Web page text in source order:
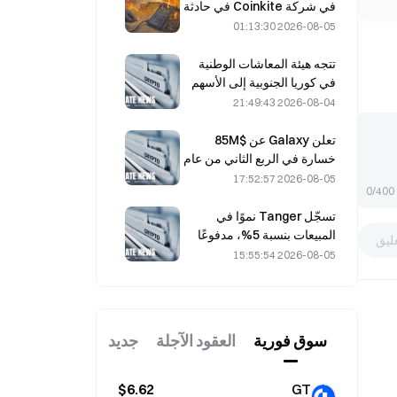
0/400
في شركة Coinkite في حادثة
الهجمات وخسائر بلغت 114
مليون دولار.
2026-08-05 01:13:30
تتجه هيئة المعاشات الوطنية
في كوريا الجنوبية إلى الأسهم
2026-08-04 21:49:43
تعلن Galaxy عن $85M
خسارة في الربع الثاني من عام
2026؛ إذ جاءت الإيرادات أقل
دولار، وتراجع سهمها بنسبة
7.23٪
2026-08-05 17:52:57
تسجّل Tanger نموًا في
المبيعات بنسبة 5%، مدفوعًا
بسياحة كأس العالم خلال
2026-08-05 15:55:54
سوق فوریة العقود الآجلة جديد
GT
$6.62